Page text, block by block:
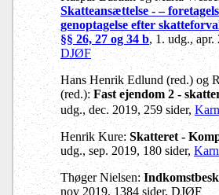
Skatteansættelse - –
genoptagelse efter
§§ 26, 27 og 34 b, 1. udg., apr.
DJØF
Hans Henrik Edlund (red.) og
(red.): Fast ejendom 2 -
udg., dec. 2019, 259 sider,
Henrik Kure:Skatteret -
udg., sep. 2019, 180 sider,
Thøger Nielsen:
nov 2019, 1384 sider, DJØF